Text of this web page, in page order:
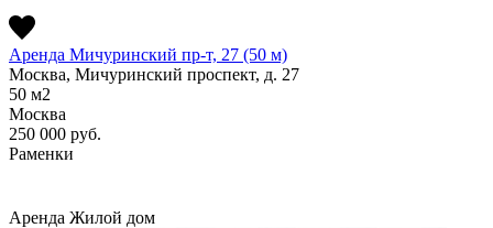
Аренда Мичуринский пр-т, 27 (50 м)
Москва, Мичуринский проспект, д. 27
50 м2
Москва
250 000 руб.
Раменки
Аренда Жилой дом